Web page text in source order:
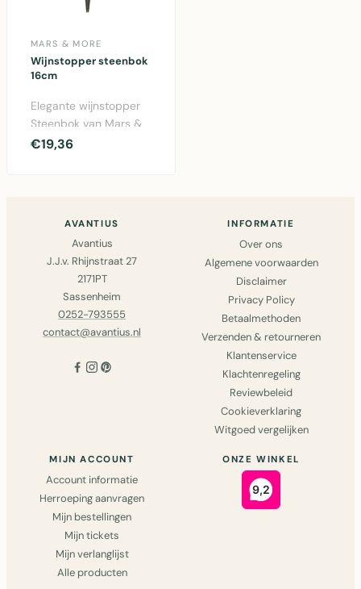
MARS & MORE
Wijnstopper steenbok
16cm
Elegante wijnstopper
Steenbok van Mars &
More. Aluminium
€19,36
AVANTIUS
Avantius
J.J.v. Rhijnstraat 27
2171PT
Sassenheim
0252-793555
contact@avantius.nl
INFORMATIE
Over ons
Algemene voorwaarden
Disclaimer
Privacy Policy
Betaalmethoden
Verzenden & retourneren
Klantenservice
Klachtenregeling
Reviewbeleid
Cookieverklaring
Witgoed vergelijken
MIJN ACCOUNT
Account informatie
Herroeping aanvragen
Mijn bestellingen
Mijn tickets
Mijn verlanglijst
Alle producten
ONZE WINKEL